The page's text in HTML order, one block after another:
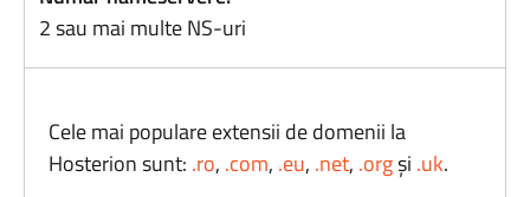
2 sau mai multe NS-uri
Cele mai populare extensii de domenii la
Hosterion sunt: .ro, .com, .eu, .net, .orgși .uk.